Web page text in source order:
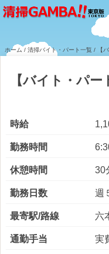
ホーム / 清掃バイト・パート一覧 / 【
【バイト・パー
時給
勤務時間
休憩時間 30
勤務日数 週
最寄駅/路線 六
通勤手当 実